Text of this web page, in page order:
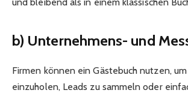
b) Unternehmens- und
Firmen können ein Gästebuch nutzen,
einzuholen, Leads zu sammeln oder